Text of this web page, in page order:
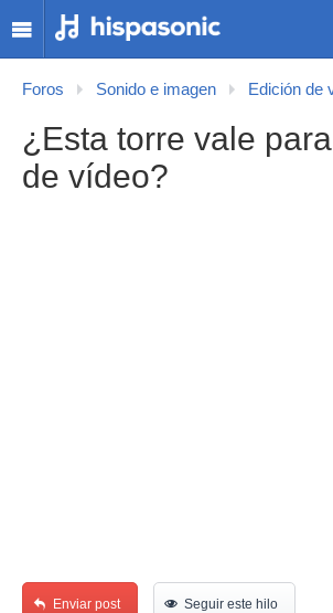
Foros Sonido e imagen Edición de
¿Esta torre vale
de vídeo?
Enviar post Seguir este hilo